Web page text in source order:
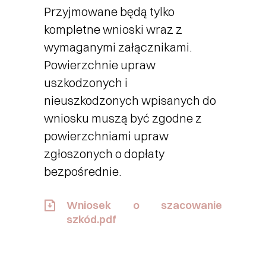
Przyjmowane będą tylko
kompletne wnioski wraz z
wymaganymi załącznikami.
Powierzchnie upraw
uszkodzonych i
nieuszkodzonych wpisanych do
wniosku muszą być zgodne z
powierzchniami upraw
zgłoszonych o dopłaty
bezpośrednie.
Wniosek o szacowanie
szkód.pdf